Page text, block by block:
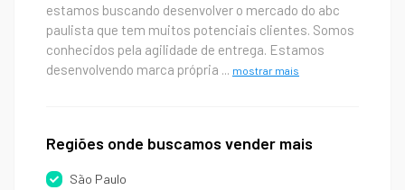
estamos buscando desenvolver o mercado do abc
paulista que tem muitos potenciais clientes. Somos
conhecidos pela agilidade de entrega. Estamos
desenvolvendo marca própria ... mostrar mais
Regiões onde buscamos vender mais
São Paulo